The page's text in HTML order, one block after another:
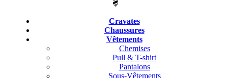
Cravates
Chaussures
Vêtements
Chemises
Pull & T-shirt
Pantalons
Sous-Vêtements